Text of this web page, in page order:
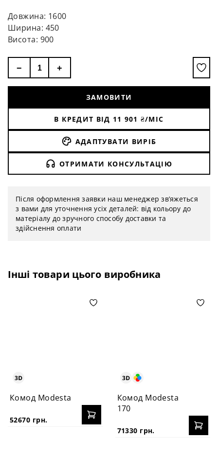
Довжина: 1600
Ширина: 450
Висота: 900
− +
ЗАМОВИТИ
В КРЕДИТ ВІД 11 901 ₴/МІС
АДАПТУВАТИ ВИРІБ
ОТРИМАТИ КОНСУЛЬТАЦІЮ
Після оформлення заявки наш менеджер зв’яжеться
з вами для уточнення усіх деталей: від кольору до
матеріалу до зручного способу доставки та
здійснення оплати
Інші товари цього виробника
Комод Modesta
52670 грн.
Комод Modesta
170
71330 грн.